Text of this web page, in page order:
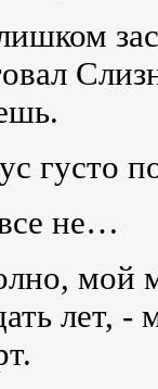
густо
не…
мой
лет, -